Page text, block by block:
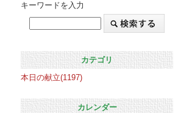
キーワードを入力
カテゴリ
本日の献立(1197)
カレンダー